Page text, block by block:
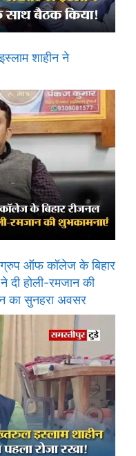
शाहीन ने
ग्रुप ऑफ कॉलेज के बिहार
दी होली-रमजान की
का सुनहरा अवसर